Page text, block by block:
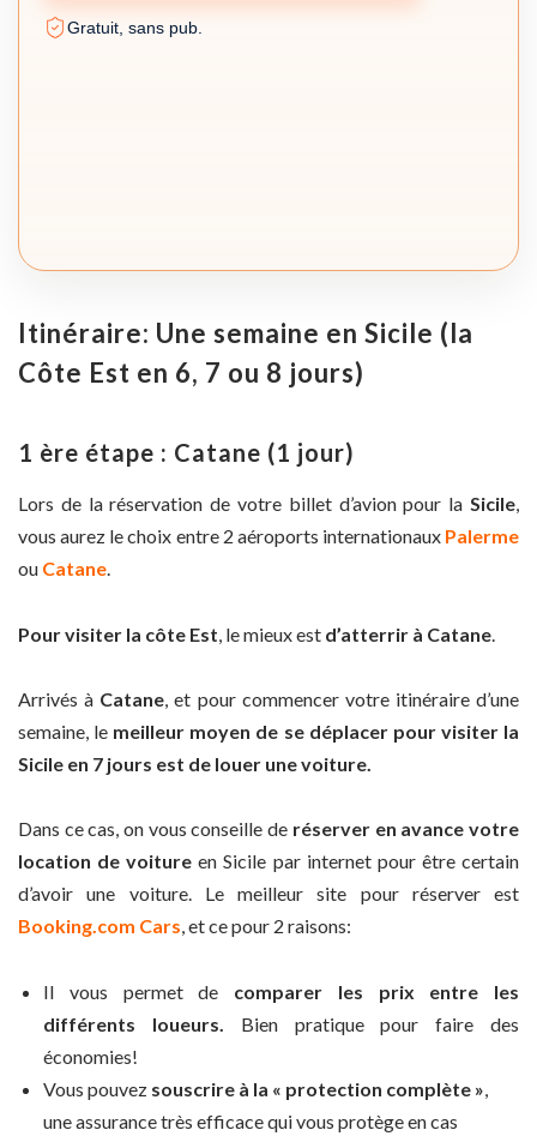
Gratuit, sans pub.
Itinéraire: Une semaine en Sicile (la
Côte Est en 6, 7 ou 8 jours)
1 ère étape : Catane (1 jour)
Lors de la réservation de votre billet d’avion pour la Sicile,
vous aurez le choix entre 2 aéroports internationaux Palerme
ou Catane.
Pour visiter la côte Est , le mieux est d’atterrir à Catane
Arrivés à Catane, et pour commencer votre itinéraire d’une
semaine, le meilleur moyen de se déplacer pour visiter la
Sicile en 7 jours est de louer une voiture.
Dans ce cas, on vous conseille de réserver en avance votre
location de voiture en Sicile par internet pour être certain
d’avoir une voiture. Le meilleur site pour réserver est
Booking.com Cars, et ce pour 2 raisons:
Il vous permet de comparer les prix entre les
différents loueurs. Bien pratique pour faire des
économies!
Vous pouvez souscrire à la « protection complète »
une assurance très efficace qui vous protège en cas